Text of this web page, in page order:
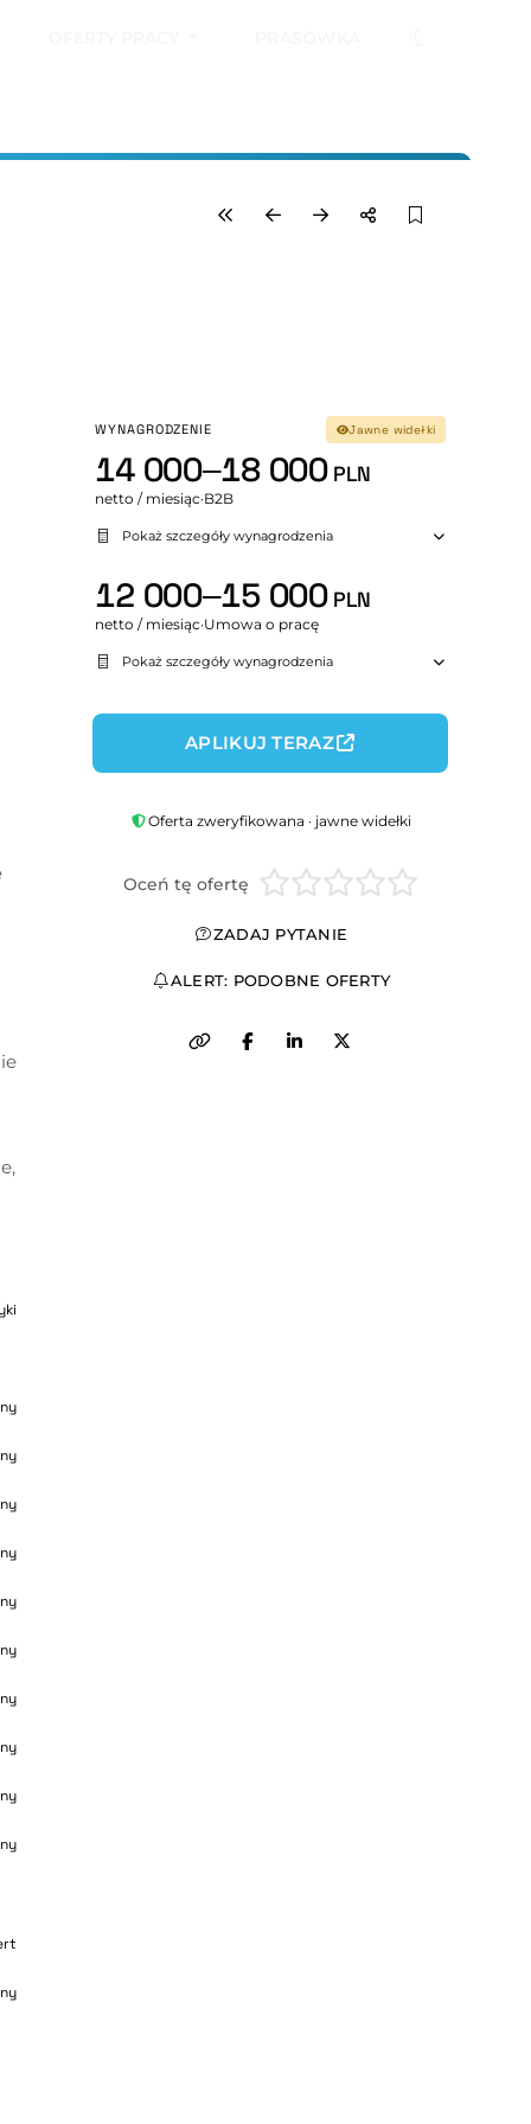
WYNAGRODZENIE Jawne widełki
14 000–18 000 PLN
netto / miesiąc·B2B
Pokaż szczegóły wynagrodzenia
12 000–15 000 PLN
netto / miesiąc·Umowa o pracę
Pokaż szczegóły wynagrodzenia
APLIKUJ TERAZ
Oferta zweryfikowana · jawne widełki
Oceń tę ofertę
ZADAJ PYTANIE
ALERT: PODOBNE OFERTY